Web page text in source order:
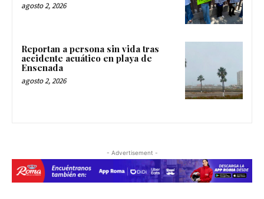
agosto 2, 2026
Reportan a persona sin vida tras
accidente acuático en playa de
Ensenada
agosto 2, 2026
- Advertisement -